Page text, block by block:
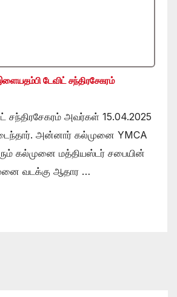
டேவிட் சந்திரசேகரம்
சந்திரசேகரம் அவர்கள் 15.04.2025
அன்னார் கல்முனை YMCA
கல்முனை மத்தியஸ்டர் சபையின்
வடக்கு ஆதார …